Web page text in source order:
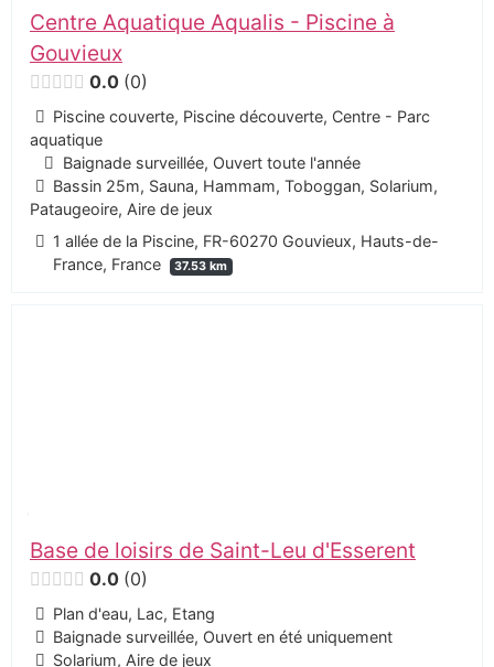
Centre Aquatique Aqualis - Piscine à
Gouvieux
0.0 0
Piscine couverte, Piscine découverte, Centre - Parc
aquatique
Baignade surveillée, Ouvert toute l'année
Bassin 25m, Sauna, Hammam, Toboggan, Solarium,
Pataugeoire, Aire de jeux
1 allée de la Piscine, FR-60270 Gouvieux, Hauts-de-
France, France
37.53 km
Base de loisirs de Saint-Leu d'Esserent
0.0 0
Plan d'eau, Lac, Etang
Baignade surveillée, Ouvert en été uniquement
Solarium, Aire de jeux